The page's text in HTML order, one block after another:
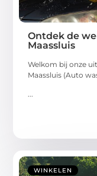
Ontdek de
Maassluis
Welkom bij onze
Maassluis (Auto
...
WINKELEN